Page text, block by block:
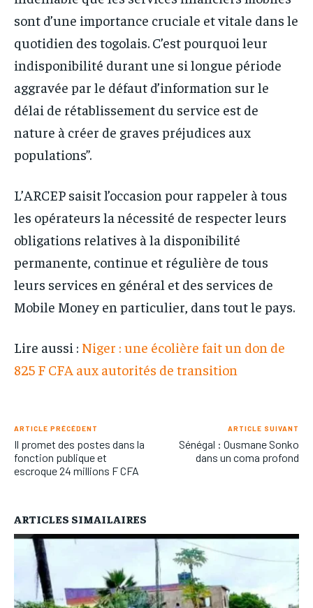
sont d’une importance cruciale et vitale dans le
quotidien des togolais. C’est pourquoi leur
indisponibilité durant une si longue période
aggravée par le défaut d’information sur le
délai de rétablissement du service est de
nature à créer de graves préjudices aux
populations”.
L’ARCEP saisit l’occasion pour rappeler à tous
les opérateurs la nécessité de respecter leurs
obligations relatives à la disponibilité
permanente, continue et régulière de tous
leurs services en général et des services de
Mobile Money en particulier, dans tout le pays.
Lire aussi : Niger : une écolière fait un don de
825 F CFA aux autorités de transition
ARTICLE PRÉCÉDENT
Il promet des postes dans la
fonction publique et
escroque 24 millions F CFA
ARTICLE SUIVANT
Sénégal : Ousmane Sonko
dans un coma profond
ARTICLES SIMAILAIRES